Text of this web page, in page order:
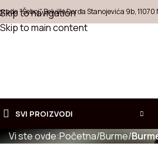
Skip to navigation
Skip to main content
"Šeboj", Belville Đorđa Stanojevića 9b, 11070
SVI PROIZVODI
BURME OD
Vi ste ovde:Početna/Burme/